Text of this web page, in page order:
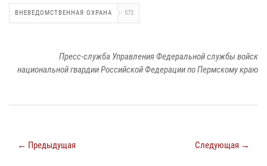
ВНЕВЕДОМСТВЕННАЯ ОХРАНА 573
Пресс-служба Управления Федеральной службы войск
национальной гвардии Российской Федерации по Пермскому краю
← Предыдущая Следующая →